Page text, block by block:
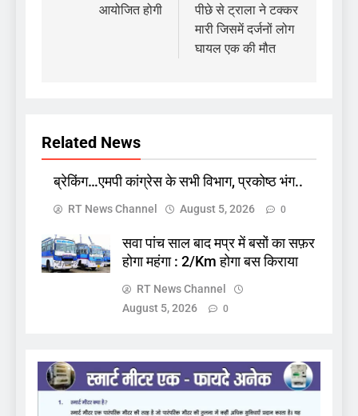
आयोजित होगी
पीछे से ट्राला ने टक्कर
मारी जिसमें दर्जनों लोग
घायल एक की मौत
Related News
ब्रेकिंग…एमपी कांग्रेस के सभी विभाग, प्रकोष्ठ भंग..
RT News Channel August 5, 2026 0
सवा पांच साल बाद मप्र में बसों का सफ़र
होगा महंगा : 2/Km होगा बस किराया
RT News Channel
August 5, 2026
0